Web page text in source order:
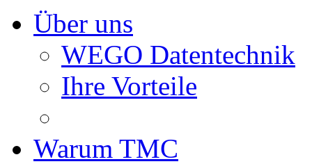
Über uns
WEGO Datentechnik
Ihre Vorteile
Warum TMC